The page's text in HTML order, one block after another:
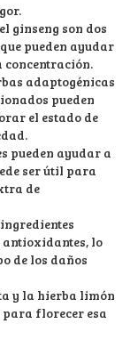
ginseng son dos
pueden ayudar
concentración.
adaptogénicas
pueden
el estado de
pueden ayudar a
ser útil para
de
antioxidantes, lo
de los daños
y la hierba limón
para florecer esa